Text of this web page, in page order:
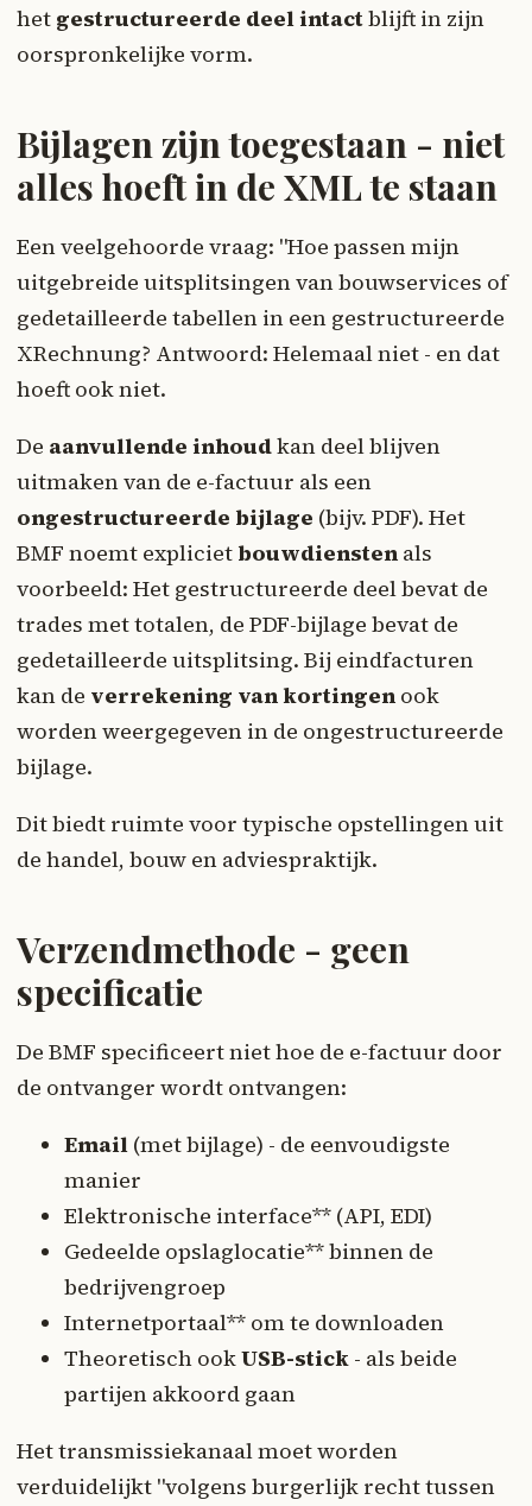
het gestructureerde deel intactblijft in zijn
oorspronkelijke vorm.
Bijlagen zijn toegestaan - niet
alles hoeft in de XML te staan
Een veelgehoorde vraag: "Hoe passen mijn
uitgebreide uitsplitsingen van bouwservices of
gedetailleerde tabellen in een gestructureerde
XRechnung? Antwoord: Helemaal niet - en dat
hoeft ook niet.
De aanvullende inhoudkan deel blijven
uitmaken van de e-factuur als een
ongestructureerde bijlage (bijv. PDF). Het
BMF noemt expliciet bouwdiensten als
voorbeeld: Het gestructureerde deel bevat de
trades met totalen, de PDF-bijlage bevat de
gedetailleerde uitsplitsing. Bij eindfacturen
kan de verrekening van kortingen ook
worden weergegeven in de ongestructureerde
bijlage.
Dit biedt ruimte voor typische opstellingen uit
de handel, bouw en adviespraktijk.
Verzendmethode - geen
specificatie
De BMF specificeert niet hoe de e-factuur door
de ontvanger wordt ontvangen:
Email (met bijlage) - de eenvoudigste
manier
Elektronische interface** (API, EDI)
Gedeelde opslaglocatie** binnen de
bedrijvengroep
Internetportaal** om te downloaden
Theoretisch ookUSB-stick - als beide
partijen akkoord gaan
Het transmissiekanaal moet worden
verduidelijkt "volgens burgerlijk recht tussen